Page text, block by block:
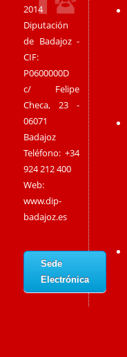
2014
Diputación
de Badajoz -
CIF:
P0600000D
c/ Felipe
Checa, 23 -
06071
Badajoz
Teléfono: +34
924 212 400
Web:
www.dip-
badajoz.es
Sede
Electrónica